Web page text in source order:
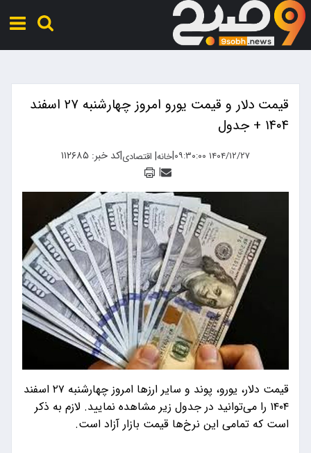
قیمت دلار و قیمت یورو امروز چهارشنبه ۲۷ اسفند
۱۴۰۴ + جدول
۱۴۰۴/۱۲/۲۷ ۰۹:۳۰:۰۰ |خانه| اقتصادی|کد خبر: ۱۱۲۶۸۵
|
قیمت دلار، یورو، پوند و سایر ارز‌ها امروز چهارشنبه ۲۷ اسفند
۱۴۰۴ را می‌توانید در جدول زیر مشاهده نمایید. لازم به ذکر
است که تمامی این نرخ‌ها قیمت بازار آزاد است.